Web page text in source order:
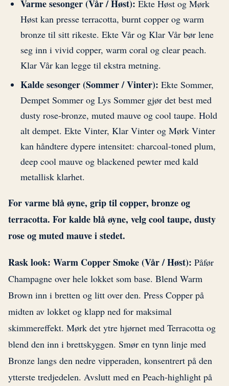
Varme sesonger (Vår / Høst): Ekte Høst og Mørk
Høst kan presse terracotta, burnt copper og warm
bronze til sitt rikeste. Ekte Vår og Klar Vår bør lene
seg inn i vivid copper, warm coral og clear peach.
Klar Vår kan legge til ekstra metning.
Kalde sesonger (Sommer / Vinter): Ekte Sommer,
Dempet Sommer og Lys Sommer gjør det best med
dusty rose-bronze, muted mauve og cool taupe. Hold
alt dempet. Ekte Vinter, Klar Vinter og Mørk Vinter
kan håndtere dypere intensitet: charcoal-toned plum,
deep cool mauve og blackened pewter med kald
metallisk klarhet.
For varme blå øyne, grip til copper, bronze og
terracotta. For kalde blå øyne, velg cool taupe, dusty
rose og muted mauve i stedet.
Rask look: Warm Copper Smoke (Vår / Høst): Påfør
Champagne over hele lokket som base. Blend Warm
Brown inn i bretten og litt over den. Press Copper på
midten av lokket og klapp ned for maksimal
skimmereffekt. Mørk det ytre hjørnet med Terracotta og
blend den inn i brettskyggen. Smør en tynn linje med
Bronze langs den nedre vipperaden, konsentrert på den
ytterste tredjedelen. Avslutt med en Peach-highlight på